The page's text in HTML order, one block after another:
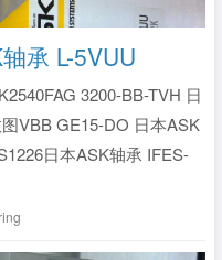
承 L-5VUU
3200-BB-TVH 日
VBB GE15-DO 日本ASK
日本ASK轴承 IFES-